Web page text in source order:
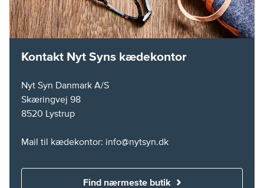
Kontakt Nyt Syns kædekontor
Nyt Syn Danmark A/S
Skæringvej 98
8520 Lystrup
Mail til kædekontor: info@nytsyn.dk
Find nærmeste butik